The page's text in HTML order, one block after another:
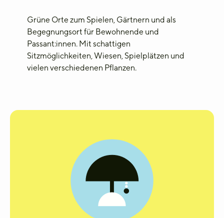
Grüne Orte zum Spielen, Gärtnern und als
Begegnungsort für Bewohnende und
Passant:innen. Mit schattigen
Sitzmöglichkeiten, Wiesen, Spielplätzen und
vielen verschiedenen Pflanzen.